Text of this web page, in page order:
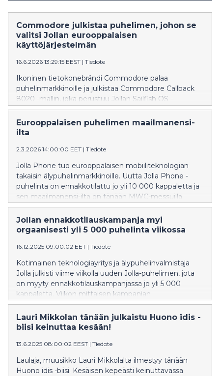
Commodore julkistaa puhelimen, johon se
valitsi Jollan eurooppalaisen
käyttöjärjestelmän
16.6.2026 13:29:15 EEST | Tiedote
Ikoninen tietokonebrändi Commodore palaa
puhelinmarkkinoille ja julkistaa Commodore Callback
8020 -mallin, joka perustuu Jollan Sailfish OS -
käyttöjärjestelmään.
Eurooppalaisen puhelimen maailmanensi-
ilta
2.3.2026 14:00:00 EET | Tiedote
Jolla Phone tuo eurooppalaisen mobiiliteknologian
takaisin älypuhelinmarkkinoille. Uutta Jolla Phone -
puhelinta on ennakkotilattu jo yli 10 000 kappaletta ja
sen maailmanensi-ilta on tänään MWC-messuilla
Barcelonassa, Espanjassa.
Jollan ennakkotilauskampanja myi
orgaanisesti yli 5 000 puhelinta viikossa
16.12.2025 09:00:02 EET | Tiedote
Kotimainen teknologiayritys ja älypuhelinvalmistaja
Jolla julkisti viime viikolla uuden Jolla-puhelimen, jota
on myyty ennakkotilauskampanjassa jo yli 5 000
kappaletta. Viikon mittaisen kampanjan
verkkomarkkinointibudjetti oli vain 2500 euroa. Täysin
orgaaninen, yhteisövetoinen kysyntä lähettää selkeän
viestin: ihmiset haluavat eurooppalaisen älypuhelimen.
Lauri Mikkolan tänään julkaistu Huono idis -
biisi keinuttaa kesään!
13.6.2025 08:00:02 EEST | Tiedote
Laulaja, muusikko Lauri Mikkolalta ilmestyy tänään
Huono idis -biisi. Kesäisen kepeästi keinuttavassa